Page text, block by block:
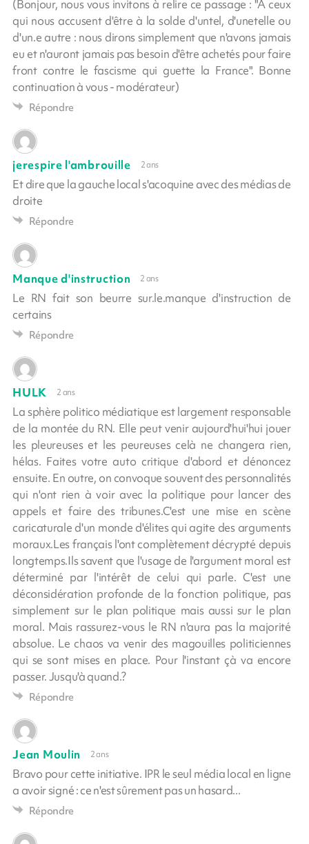
(Bonjour, nous vous invitons à relire ce passage : "A ceux
qui nous accusent d'être à la solde d'untel, d'unetelle ou
d'un.e autre : nous dirons simplement que n'avons jamais
eu et n'auront jamais pas besoin d'être achetés pour faire
front contre le fascisme qui guette la France". Bonne
continuation à vous - modérateur)
Répondre
jerespire l'ambrouille 2 ans
Et dire que la gauche local s'acoquine avec des médias de
droite
Répondre
Manque d'instruction 2 ans
Le RN fait son beurre sur.le.manque d'instruction de
certains
Répondre
HULK 2 ans
La sphère politico médiatique est largement responsable
de la montée du RN. Elle peut venir aujourd'hui'hui jouer
les pleureuses et les peureuses celà ne changera rien,
hélas. Faites votre auto critique d'abord et dénoncez
ensuite. En outre, on convoque souvent des personnalités
qui n'ont rien à voir avec la politique pour lancer des
appels et faire des tribunes.C'est une mise en scène
caricaturale d'un monde d'élites qui agite des arguments
moraux.Les français l'ont complètement décrypté depuis
longtemps.Ils savent que l'usage de l'argument moral est
déterminé par l'intérêt de celui qui parle. C'est une
déconsidération profonde de la fonction politique, pas
simplement sur le plan politique mais aussi sur le plan
moral. Mais rassurez-vous le RN n'aura pas la majorité
absolue. Le chaos va venir des magouilles politiciennes
qui se sont mises en place. Pour l'instant çà va encore
passer. Jusqu'à quand.?
Répondre
Jean Moulin 2 ans
Bravo pour cette initiative. IPR le seul média local en ligne
a avoir signé : ce n'est sûrement pas un hasard...
Répondre